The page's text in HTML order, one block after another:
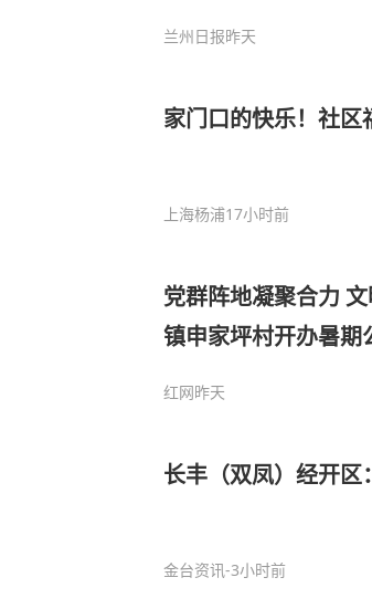
兰州日报昨天
家门口的快乐！社
上海杨浦17小时前
党群阵地凝聚合力
镇申家坪村开办暑期
红网昨天
长丰（双凤）经开
金台资讯-3小时前